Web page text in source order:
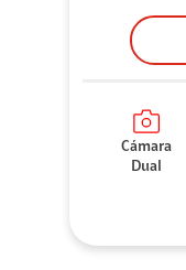
Cámara
Dual